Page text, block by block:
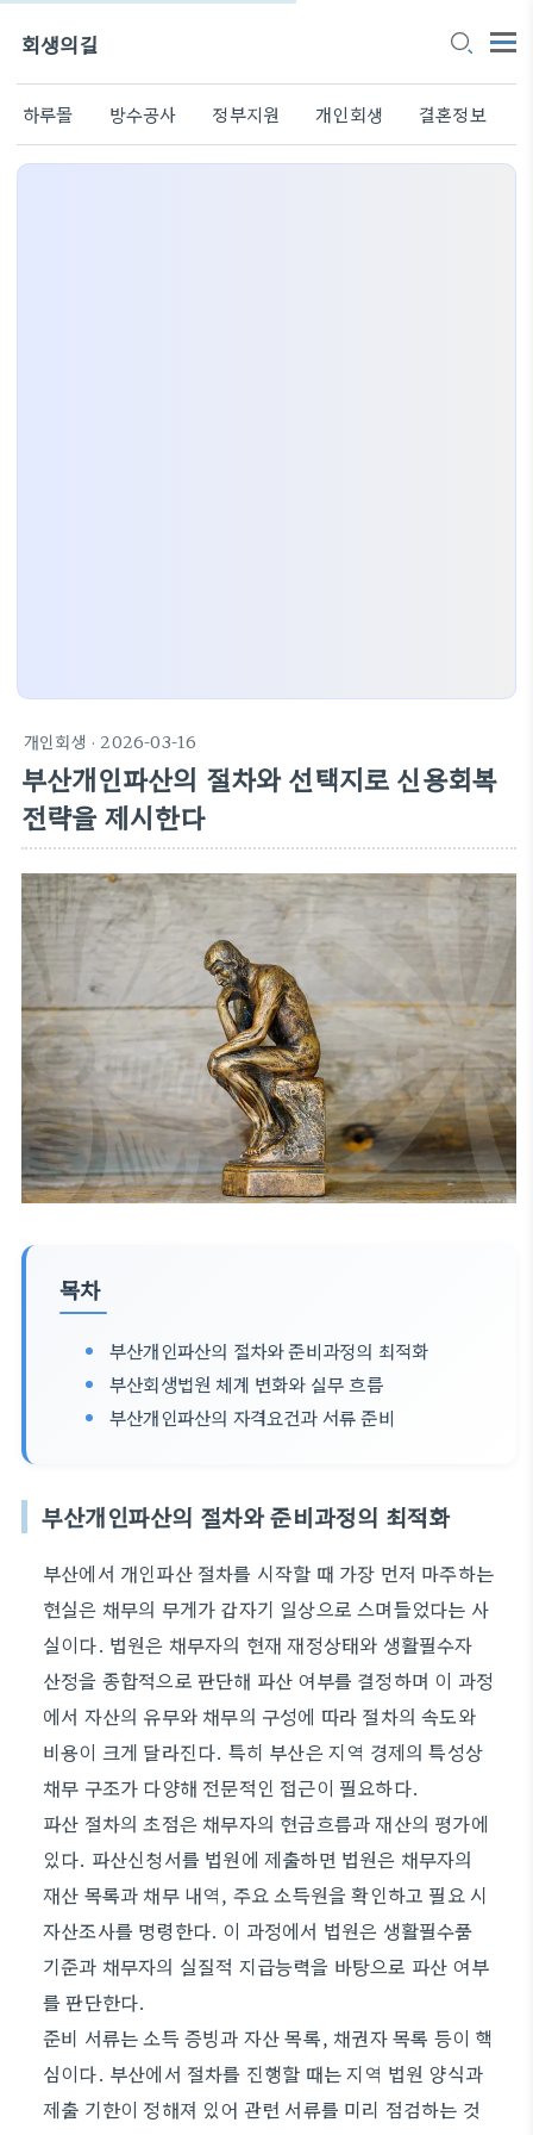
회생의길
하루몰 방수공사 정부지원 개인회생 결혼정보
개인회생 · 2026-03-16
부산개인파산의 절차와 선택지로 신용회복
전략을 제시한다
목차
부산개인파산의 절차와 준비과정의 최적화
부산회생법원 체계 변화와 실무 흐름
부산개인파산의 자격요건과 서류 준비
부산개인파산의 절차와 준비과정의 최적화
부산에서 개인파산 절차를 시작할 때 가장 먼저 마주하는
현실은 채무의 무게가 갑자기 일상으로 스며들었다는 사
실이다. 법원은 채무자의 현재 재정상태와 생활필수자
산정을 종합적으로 판단해 파산 여부를 결정하며 이 과정
에서 자산의 유무와 채무의 구성에 따라 절차의 속도와
비용이 크게 달라진다. 특히 부산은 지역 경제의 특성상
채무 구조가 다양해 전문적인 접근이 필요하다.
파산 절차의 초점은 채무자의 현금흐름과 재산의 평가에
있다. 파산신청서를 법원에 제출하면 법원은 채무자의
재산 목록과 채무 내역, 주요 소득원을 확인하고 필요 시
자산조사를 명령한다. 이 과정에서 법원은 생활필수품
기준과 채무자의 실질적 지급능력을 바탕으로 파산 여부
를 판단한다.
준비 서류는 소득 증빙과 자산 목록, 채권자 목록 등이 핵
심이다. 부산에서 절차를 진행할 때는 지역 법원 양식과
제출 기한이 정해져 있어 관련 서류를 미리 점검하는 것